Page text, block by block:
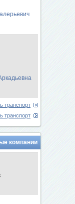
транспорт
транспорт
компании